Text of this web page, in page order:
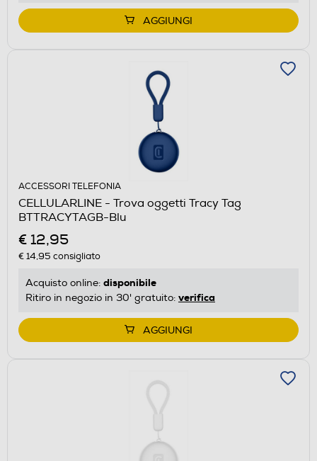
AGGIUNGI
ACCESSORI TELEFONIA
CELLULARLINE - Trova oggetti Tracy Tag
BTTRACYTAGB-Blu
€ 12,95
€ 14,95 consigliato
Acquisto online: disponibile
Ritiro in negozio in 30' gratuito: verifica
AGGIUNGI